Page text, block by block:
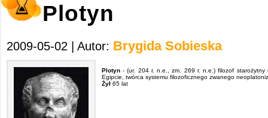
Plotyn
2009-05-02 | Autor: Brygida Sobieska
Plotyn - (ur. 204 r. n.e., zm. 269 r. n.e.) filozof starożytny
Egipcie, twórca systemu filozoficznego zwanego
Żył 65 lat